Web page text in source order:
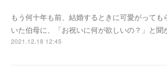
もう何十年も前、結婚するときに可愛がっても
いた伯母に、「お祝いに何が欲しいの？」と聞
2021.12.18 12:45